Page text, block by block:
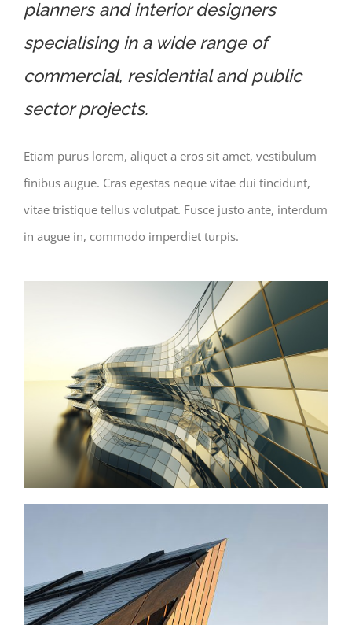
planners and interior designers
specialising in a wide range of
commercial, residential and public
sector projects.
Etiam purus lorem, aliquet a eros sit amet, vestibulum
finibus augue. Cras egestas neque vitae dui tincidunt,
vitae tristique tellus volutpat. Fusce justo ante, interdum
in augue in, commodo imperdiet turpis.